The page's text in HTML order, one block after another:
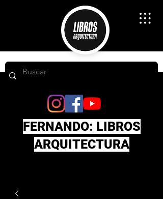
FERNANDO: LIBROS
ARQUITECTURA